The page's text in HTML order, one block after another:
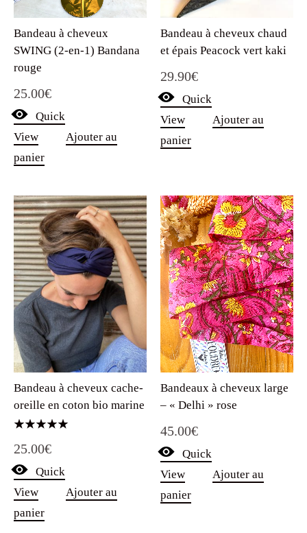
Bandeau à cheveux
SWING (2-en-1) Bandana
rouge
25.00€
Quick
View
Ajouter au
panier
Bandeau à cheveux chaud
et épais Peacock vert kaki
29.90€
Quick
View
Ajouter au
panier
Bandeau à cheveux cache-
oreille en coton bio marine
5.00
25.00€
Quick
View
Ajouter au
panier
Bandeaux à cheveux large
– « Delhi » rose
45.00€
Quick
View
Ajouter au
panier